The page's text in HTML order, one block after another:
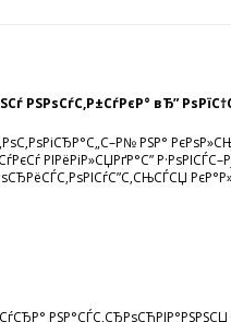
РЅРѕСѓС‚Р±СѓРєР° вЂ”
РЅР°
РІРёРіР»СЏРґР°С”